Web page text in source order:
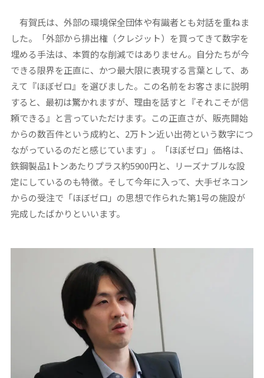
有賀氏は、外部の環境保全団体や有識者とも対話を重ねま
した。「外部から排出権（クレジット）を買ってきて数字を
埋める手法は、本質的な削減ではありません。自分たちが今
できる限界を正直に、かつ最大限に表現する言葉として、あ
えて『ほぼゼロ』を選びました。この名前をお客さまに説明
すると、最初は驚かれますが、理由を話すと『それこそが信
頼できる』と言っていただけます。この正直さが、販売開始
からの数百件という成約と、2万トン近い出荷という数字につ
ながっているのだと感じています」。「ほぼゼロ」価格は、
鉄鋼製品1トンあたりプラス約5900円と、リーズナブルな設
定にしているのも特徴。そして今年に入って、大手ゼネコン
からの受注で「ほぼゼロ」の思想で作られた第1号の施設が
完成したばかりといいます。